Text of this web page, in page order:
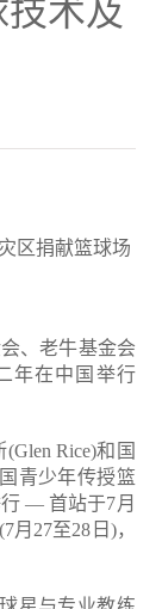
术及
区捐献篮球场
、老牛基金会
年在中国举行
Rice)和国
青少年传授篮
― 首站于7月
27至28日)，